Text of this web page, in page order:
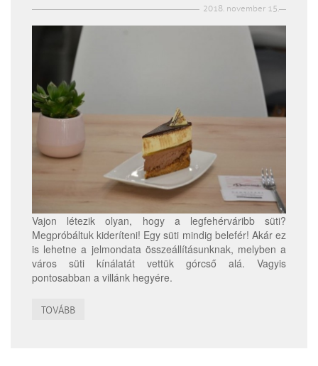
2018. november 15.
Vajon létezik olyan, hogy a legfehérváribb süti?
Megpróbáltuk kideríteni! Egy süti mindig belefér! Akár ez
is lehetne a jelmondata összeállításunknak, melyben a
város süti kínálatát vettük górcső alá. Vagyis
pontosabban a villánk hegyére.
TOVÁBB